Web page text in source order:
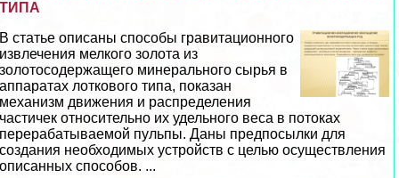
ТИПА
В статье описаны способы гравитационного
извлечения мелкого золота из
золотосодержащего минерального сырья в
аппаратах лоткового типа, показан
механизм движения и распределения
частичек относительно их удельного веса в потоках
переpaбатываемой пульпы. Даны предпосылки для
создания необходимых устройств с целью осуществления
описанных способов. ...